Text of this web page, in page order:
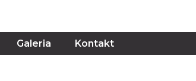
Galeria Kontakt